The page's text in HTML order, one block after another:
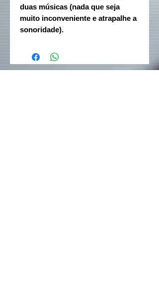
duas músicas (nada que seja
muito inconveniente e atrapalhe a
sonoridade).